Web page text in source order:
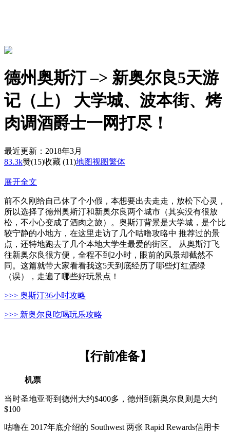
德州奥斯汀 –> 新奥尔良5天游
记（上） 大学城、波本街、烤
肉调酒爵士一网打尽！
最近更新：2018年3月
83.3k赞(15)收藏 (11)地图视图繁体
展开全文
前不久刚给自己休了个小假，本想要出去走走，放松下心灵，
所以选择了德州奥斯汀和新奥尔良两个城市（其实没有很放
松，不小心变成了酒肉之旅）。奥斯汀背景是大学城，是个比
较宁静的小地方，在这里走访了几个咕噜攻略中 推荐过的景
点，还特地跑去了几个本地大学生最爱的街区。 从奥斯汀飞
往新奥尔良很方便，全程不到2小时，眼前的风景却截然不
同。这篇就带大家看看我这5天到底经历了哪些灯红酒绿
（误），走遍了哪些好玩景点！
>>> 奥斯汀36小时攻略
>>> 新奥尔良吃喝玩乐攻略
【行前准备】
机票
当时圣地亚哥到德州大约$400多，德州到新奥尔良则是大约
$100
咕噜在 2017年底介绍的 Southwest 两张 Rapid Rewards信用卡